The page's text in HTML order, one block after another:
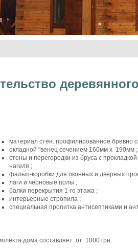
материал стен: профилированное бревно
окладной "венец сечением 160мм x 190мм ;
cтены и перегородки из бруса с прокладкой
нагеля ;
фальш-коробки для оконных и дверных
лаги и черновые полы ;
балки перекрытия 1-го этажа ;
интерьерные стропила ;
специальная пропитка антисептиками и
дома составляет от 1800 грн.